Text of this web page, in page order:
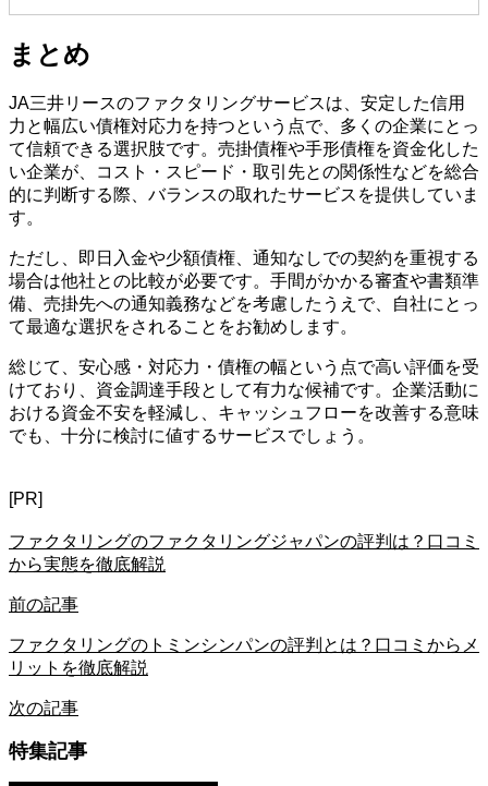
まとめ
JA三井リースのファクタリングサービスは、安定した信用
力と幅広い債権対応力を持つという点で、多くの企業にとっ
て信頼できる選択肢です。売掛債権や手形債権を資金化した
い企業が、コスト・スピード・取引先との関係性などを総合
的に判断する際、バランスの取れたサービスを提供していま
す。
ただし、即日入金や少額債権、通知なしでの契約を重視する
場合は他社との比較が必要です。手間がかかる審査や書類準
備、売掛先への通知義務などを考慮したうえで、自社にとっ
て最適な選択をされることをお勧めします。
総じて、安心感・対応力・債権の幅という点で高い評価を受
けており、資金調達手段として有力な候補です。企業活動に
おける資金不安を軽減し、キャッシュフローを改善する意味
でも、十分に検討に値するサービスでしょう。
[PR]
ファクタリングのファクタリングジャパンの評判は？口コミ
から実態を徹底解説
前の記事
ファクタリングのトミンシンパンの評判とは？口コミからメ
リットを徹底解説
次の記事
特集記事